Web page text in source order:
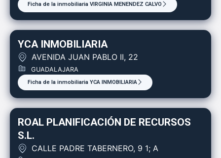
Ficha de la inmobiliaria VIRGINIA MENENDEZ CALVO
YCA INMOBILIARIA
AVENIDA JUAN PABLO II, 22
GUADALAJARA
Ficha de la inmobiliaria YCA INMOBILIARIA
ROAL PLANIFICACIÓN DE RECURSOS
S.L.
CALLE PADRE TABERNERO, 9 1; A